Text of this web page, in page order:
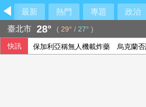
最新 熱門 專題 政治
臺北市 28° ( 29° / 27° )
快訊 保加利亞稱無人機載炸藥 烏克蘭否